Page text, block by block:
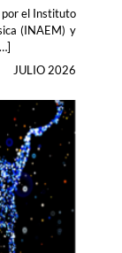
por el Instituto
(INAEM) y
JULIO 2026